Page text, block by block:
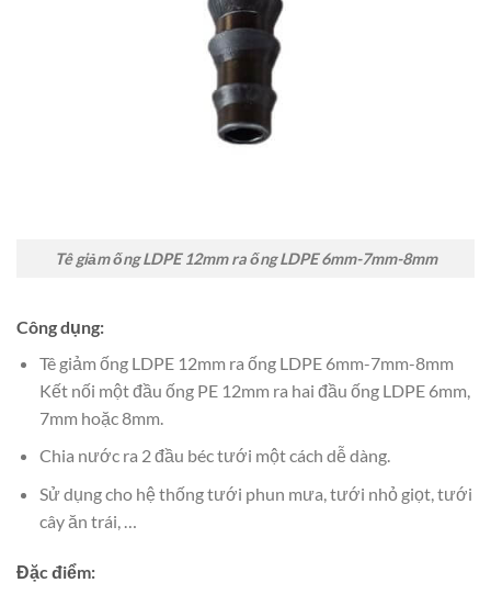
Tê giảm ống LDPE 12mm ra ống LDPE 6mm-7mm-8mm
Công dụng:
Tê giảm ống LDPE 12mm ra ống LDPE 6mm-7mm-8mm
Kết nối một đầu ống PE 12mm ra hai đầu ống LDPE 6mm,
7mm hoặc 8mm.
Chia nước ra 2 đầu béc tưới một cách dễ dàng.
Sử dụng cho hệ thống tưới phun mưa, tưới nhỏ giọt, tưới
cây ăn trái, …
Đặc điểm: